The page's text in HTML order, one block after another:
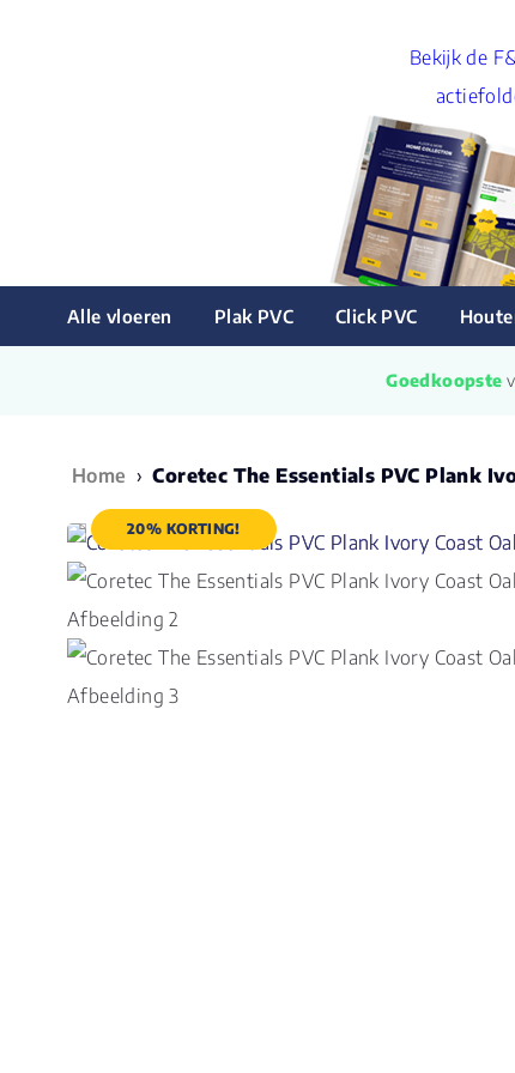
Bekijk de
Alle vloeren Plak PVC Click PVC
Goedkoopste
Home › Coretec The Essentials PVC Plank
20% KORTING!